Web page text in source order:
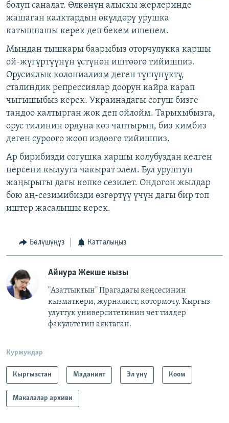
болуп саналат. Өлкөнүн алыскы жерлеринде
жашаган калктардын өкүлдөрү урушка
катышпашы керек деп бекем ишенем.
Мындан тышкары баарыбыз оторчулукка каршы
ой-жүгүртүүнүн үстүнөн иштөөгө тийишпиз.
Орусиялык колониализм деген түшүнүктү,
сталиндик репрессиялар доорун кайра карап
чыгышыбыз керек. Украинадагы согуш бизге
тандоо калтырган жок деп ойлойм. Тарыхыбызга,
орус тилинин ордуна көз чаптырып, биз кимбиз
деген суроого жооп издөөгө тийишпиз.
Ар бирибизди согушка каршы колубуздан келген
нерсени кылууга чакырат элем. Бул уруштун
жаңырыгы дагы көпкө сезилет. Ондогон жылдар
бою аң-сезимибизди өзгөртүү үчүн дагы бир топ
иштер жасалышы керек.
Бөлүшүңүз Катталыңыз
Айнура Жекше кызы
"Азаттыктын" Прагадагы кеңсесинин
кызматкери, журналист, котормочу. Кыргыз
улуттук университетинин чет тилдер
факультетин аяктаган.
Куржундар
Кыргызстан Маданият Эл үнү Коом
Макалалар архиви